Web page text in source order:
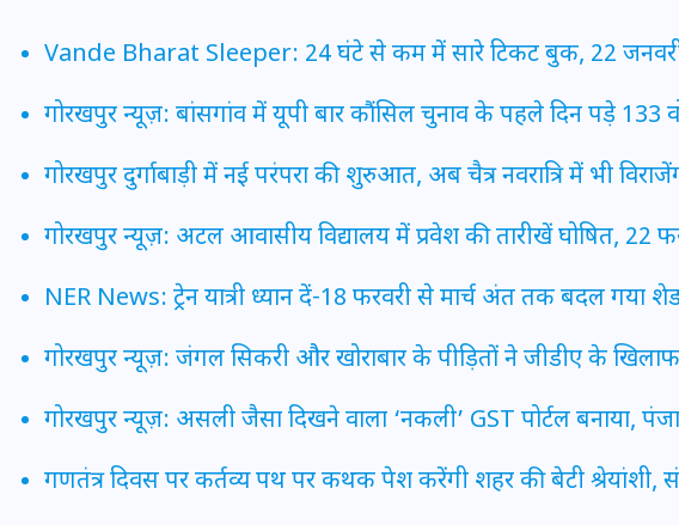
Vande Bharat Sleeper: 24 घंटे से कम में सारे टिकट बुक, 22 जनवरी
गोरखपुर न्यूज़: बांसगांव में यूपी बार कौंसिल चुनाव के पहले दिन पड़े 133
गोरखपुर दुर्गाबाड़ी में नई परंपरा की शुरुआत, अब चैत्र नवरात्रि में भी
गोरखपुर न्यूज़: अटल आवासीय विद्यालय में प्रवेश की तारीखें घोषित, 22
NER News: ट्रेन यात्री ध्यान दें-18 फरवरी से मार्च अंत तक बदल गया
गोरखपुर न्यूज़: जंगल सिकरी और खोराबार के पीड़ितों ने जीडीए के खिलाफ
गोरखपुर न्यूज़: असली जैसा दिखने वाला ‘नकली’ GST पोर्टल बनाया,
गणतंत्र दिवस पर कर्तव्य पथ पर कथक पेश करेंगी शहर की बेटी श्रेयांशी,
20 जनवरी 2026